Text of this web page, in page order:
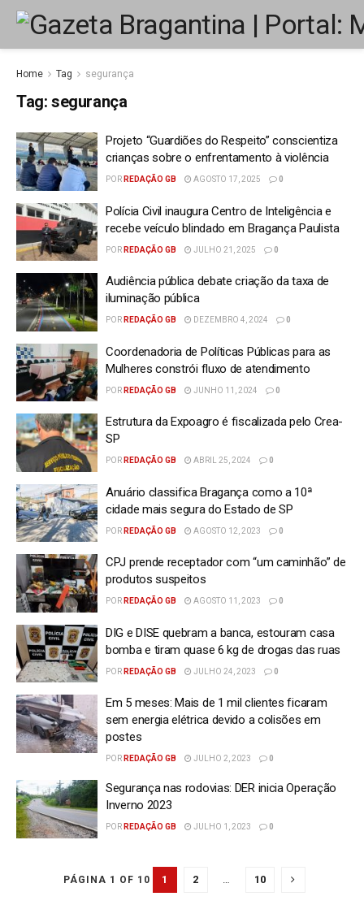
Home Tag segurança
Tag: segurança
Projeto “Guardiões do Respeito” conscientiza
crianças sobre o enfrentamento à violência
POR REDAÇÃO GB AGOSTO 17, 2025 0
Polícia Civil inaugura Centro de Inteligência e
recebe veículo blindado em Bragança Paulista
POR REDAÇÃO GB JULHO 21, 2025 0
Audiência pública debate criação da taxa de
iluminação pública
POR REDAÇÃO GB DEZEMBRO 4, 2024 0
Coordenadoria de Políticas Públicas para as
Mulheres constrói fluxo de atendimento
POR REDAÇÃO GB JUNHO 11, 2024 0
Estrutura da Expoagro é fiscalizada pelo Crea-
SP
POR REDAÇÃO GB ABRIL 25, 2024 0
Anuário classifica Bragança como a 10ª
cidade mais segura do Estado de SP
POR REDAÇÃO GB AGOSTO 12, 2023 0
CPJ prende receptador com “um caminhão” de
produtos suspeitos
POR REDAÇÃO GB AGOSTO 11, 2023 0
DIG e DISE quebram a banca, estouram casa
bomba e tiram quase 6 kg de drogas das ruas
POR REDAÇÃO GB JULHO 24, 2023 0
Em 5 meses: Mais de 1 mil clientes ficaram
sem energia elétrica devido a colisões em
postes
POR REDAÇÃO GB JULHO 2, 2023 0
Segurança nas rodovias: DER inicia Operação
Inverno 2023
POR REDAÇÃO GB JULHO 1, 2023 0
PÁGINA 1 OF 10 1 2 10